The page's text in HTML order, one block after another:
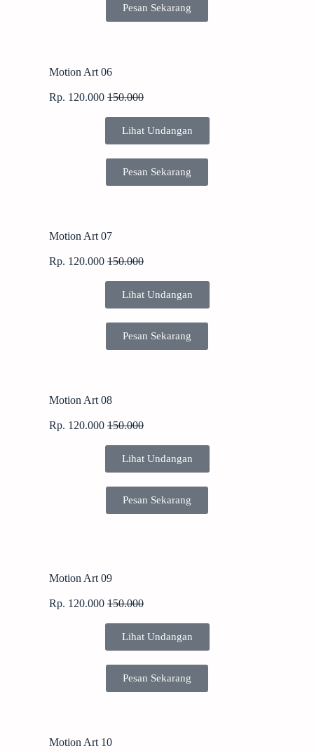
Pesan Sekarang
Motion Art 06
Rp. 120.000 150.000
Lihat Undangan
Pesan Sekarang
Motion Art 07
Rp. 120.000 150.000
Lihat Undangan
Pesan Sekarang
Motion Art 08
Rp. 120.000 150.000
Lihat Undangan
Pesan Sekarang
Motion Art 09
Rp. 120.000 150.000
Lihat Undangan
Pesan Sekarang
Motion Art 10